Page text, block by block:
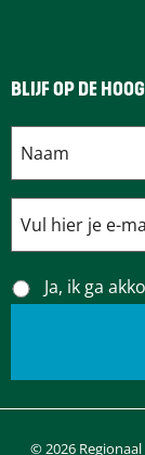
BLIJF OP DE
Ja, ik ga
© 2026